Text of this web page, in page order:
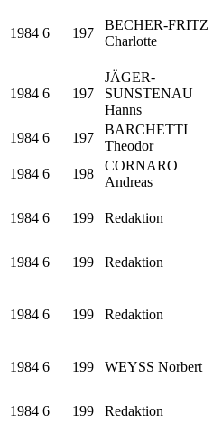
1984 6 197
BECHER-FRITZ
Charlotte
1984 6 197
JÄGER-
SUNSTENAU
Hanns
1984 6 197
BARCHETTI
Theodor
1984 6 198
CORNARO
Andreas
1984 6 199 Redaktion
1984 6 199 Redaktion
1984 6 199 Redaktion
1984 6 199 WEYSS Norbert
1984 6 199 Redaktion